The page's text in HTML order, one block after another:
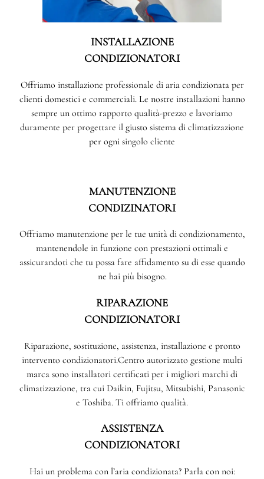
INSTALLAZIONE
CONDIZIONATORI
Offriamo installazione professionale di aria condizionata per
clienti domestici e commerciali. Le nostre installazioni hanno
sempre un ottimo rapporto qualità-prezzo e lavoriamo
duramente per progettare il giusto sistema di climatizzazione
per ogni singolo cliente
MANUTENZIONE
CONDIZINATORI
Offriamo manutenzione per le tue unità di condizionamento,
mantenendole in funzione con prestazioni ottimali e
assicurandoti che tu possa fare affidamento su di esse quando
ne hai più bisogno.
RIPARAZIONE
CONDIZIONATORI
Riparazione, sostituzione, assistenza, installazione e pronto
intervento condizionatori.Centro autorizzato gestione multi
marca sono installatori certificati per i migliori marchi di
climatizzazione, tra cui Daikin, Fujitsu, Mitsubishi, Panasonic
e Toshiba. Ti offriamo qualità.
ASSISTENZA
CONDIZIONATORI
Hai un problema con l’aria condizionata? Parla con noi: